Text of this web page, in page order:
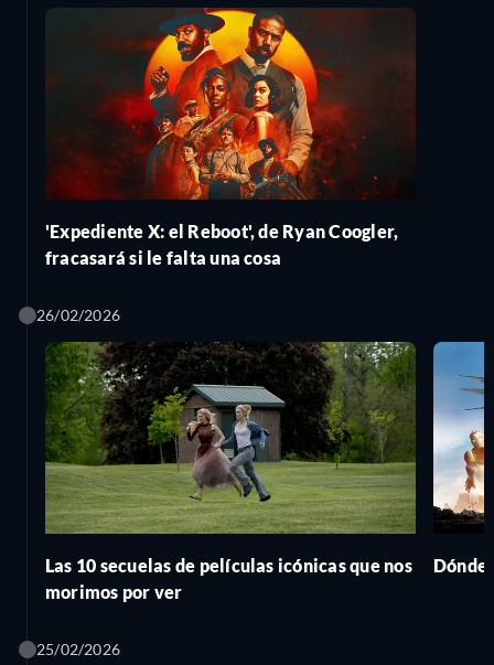
'Expediente X: el Reboot', de Ryan Coogler,
fracasará si le falta una cosa
26/02/2026
Las 10 secuelas de películas icónicas que nos
morimos por ver
Dónde
25/02/2026